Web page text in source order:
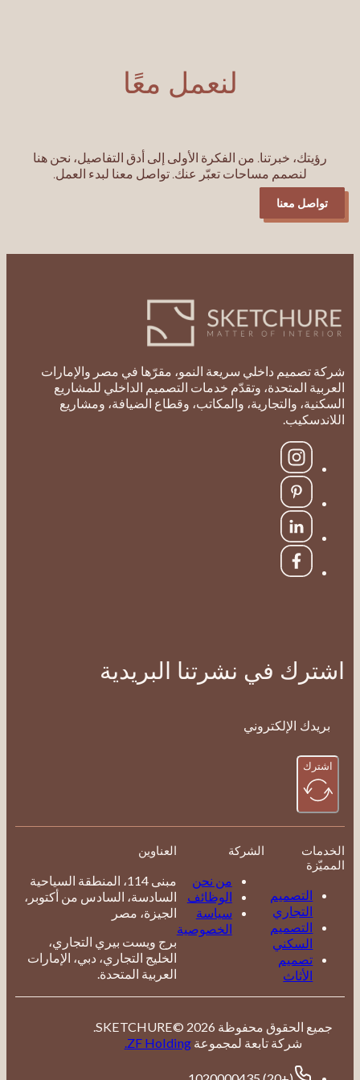
لنعمل معًا
خبرتنا. من الفكرة الأولى إلى أدق التفاصيل، نحن هنا
لنصمم مساحات تعبّر عنك. تواصل معنا لبدء العمل.
داخلي سريعة النمو، مقرّها في مصر والإمارات
المتحدة، وتقدّم خدمات التصميم الداخلي للمشاريع
والتجارية، والمكاتب، وقطاع الضيافة، ومشاريع
في نشرتنا البريدية
الشركة
من نحن
الوظائف
سياسة
الخصوصية
العناوين
مبنى 114، المنطقة السياحية
السادسة، السادس من أكتوبر،
الجيزة، مصر
برج ويست بيري التجاري،
الخليج التجاري، دبي، الإمارات
العربية المتحدة.
جميع الحقوق محفوظة 2026 ©SKETCHURE.
شركة تابعة لمجموعة ZF Holding.